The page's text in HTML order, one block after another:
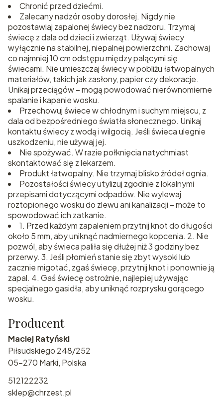
Chronić przed dziećmi.
Zalecany nadzór osoby dorosłej. Nigdy nie
pozostawiaj zapalonej świecy bez nadzoru. Trzymaj
świecę z dala od dzieci i zwierząt. Używaj świecy
wyłącznie na stabilnej, niepalnej powierzchni. Zachowaj
co najmniej 10 cm odstępu między palącymi się
świecami. Nie umieszczaj świecy w pobliżu łatwopalnych
materiałów, takich jak zasłony, papier czy dekoracje.
Unikaj przeciągów – mogą powodować nierównomierne
spalanie i kapanie wosku.
Przechowuj świece w chłodnym i suchym miejscu, z
dala od bezpośredniego światła słonecznego. Unikaj
kontaktu świecy z wodą i wilgocią. Jeśli świeca ulegnie
uszkodzeniu, nie używaj jej.
Nie spożywać. W razie połknięcia natychmiast
skontaktować się z lekarzem.
Produkt łatwopalny. Nie trzymaj blisko źródeł ognia.
Pozostałości świecy utylizuj zgodnie z lokalnymi
przepisami dotyczącymi odpadów. Nie wylewaj
roztopionego wosku do zlewu ani kanalizacji – może to
spowodować ich zatkanie.
1. Przed każdym zapaleniem przytnij knot do długości
około 5 mm, aby uniknąć nadmiernego kopcenia. 2. Nie
pozwól, aby świeca paliła się dłużej niż 3 godziny bez
przerwy. 3. Jeśli płomień stanie się zbyt wysoki lub
zacznie migotać, zgaś świecę, przytnij knot i ponownie ją
zapal. 4. Gaś świecę ostrożnie, najlepiej używając
specjalnego gasidła, aby uniknąć rozprysku gorącego
wosku.
Producent
Maciej Ratyński
Piłsudskiego 248/252
05-270 Marki, Polska
512122232
sklep@chrzest.pl